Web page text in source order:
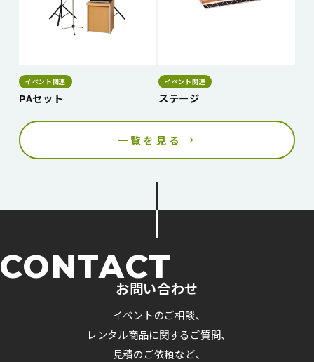
イベント関連
PAセット
イベント関連
ステージ
一覧を見る
CONTACT
お問い合わせ
イベントのご相談、
レンタル商品に関するご質問、
見積のご依頼など、